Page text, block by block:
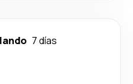
7 días